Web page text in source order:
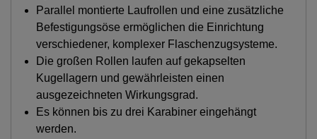
Parallel montierte Laufrollen und eine zusätzliche
Befestigungsöse ermöglichen die Einrichtung
verschiedener, komplexer Flaschenzugsysteme.
Die großen Rollen laufen auf gekapselten
Kugellagern und gewährleisten einen
ausgezeichneten Wirkungsgrad.
Es können bis zu drei Karabiner eingehängt
werden.